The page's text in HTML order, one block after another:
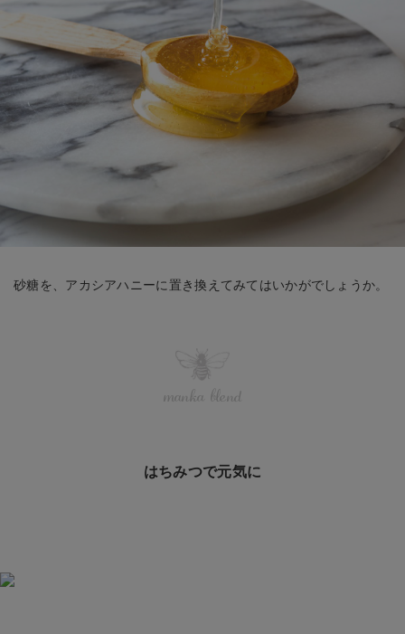
砂糖を、アカシアハニーに置き換えてみてはいかがでしょうか。
manka blend
はちみつで元気に